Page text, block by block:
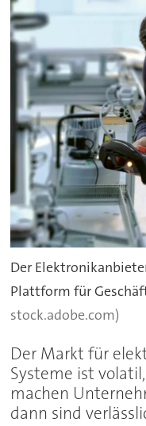
Der
Plattform für
stock.adobe.com)
Der Markt für
Systeme ist
machen
dann sind